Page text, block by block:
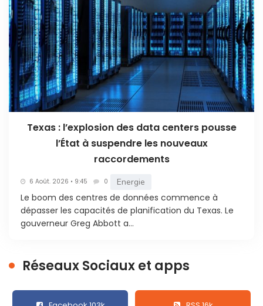
Texas : l’explosion des data centers pousse
l’État à suspendre les nouveaux
raccordements
6 Août. 2026 • 9:45 0 Energie
Le boom des centres de données commence à
dépasser les capacités de planification du Texas. Le
gouverneur Greg Abbott a...
Réseaux Sociaux et apps